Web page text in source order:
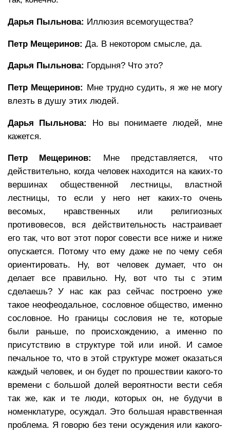
Дарья Пыльнова: Иллюзия всемогущества?
Петр Мещеринов: Да. В некотором смысле, да.
Дарья Пыльнова: Гордыня? Что это?
Петр Мещеринов: Мне трудно судить, я же не могу
влезть в душу этих людей.
Дарья Пыльнова:
Но вы понимаете людей, мне
кажется.
Петр Мещеринов:
Мне представляется, что
действительно, когда человек находится на каких-то
вершинах общественной лестницы, властной
лестницы, то если у него нет каких-то очень
весомых, нравственных или религиозных
противовесов, вся действительность настраивает
его так, что вот этот порог совести все ниже и ниже
опускается. Потому что ему даже не по чему себя
ориентировать. Ну, вот человек думает, что он
делает все правильно. Ну, вот что ты с этим
сделаешь? У нас как раз сейчас построено уже
такое неофеодальное, сословное общество, именно
сословное. Но границы сословия не те, которые
были раньше, по происхождению, а именно по
присутствию в структуре той или иной. И самое
печальное то, что в этой структуре может оказаться
каждый человек, и он будет по прошествии какого-то
времени с большой долей вероятности вести себя
так же, как и те люди, которых он, не будучи в
номенклатуре, осуждал. Это большая нравственная
проблема. Я говорю без тени осуждения или какого-